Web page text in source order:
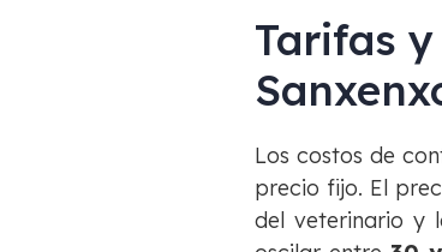
Tarifas
Los costos de
precio fijo. El
del veterinario y